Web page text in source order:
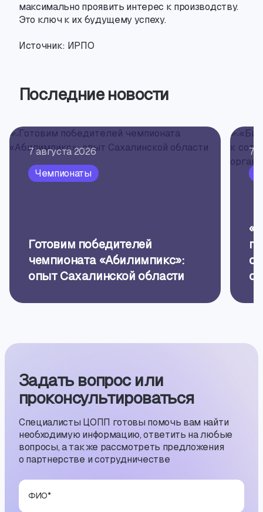
максимально проявить интерес к производству.
Это ключ к их будущему успеху.
Источник: ИРПО
Последние новости
7 августа 2026
Чемпионаты
Готовим победителей
чемпионата «Абилимпикс»:
опыт Сахалинской области
7
Задать вопрос или
проконсуль­тиро­ваться
Специалисты ЦОПП готовы помочь вам найти
необходимую информацию, ответить на любые
вопросы, а также рассмотреть предложения
о партнерстве и сотрудничестве
ФИО*